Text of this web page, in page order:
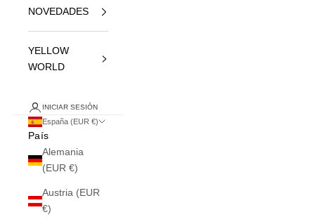
NOVEDADES
YELLOW
WORLD
INICIAR SESIÓN
España (EUR €)
País
Alemania
(EUR €)
Austria (EUR
€)